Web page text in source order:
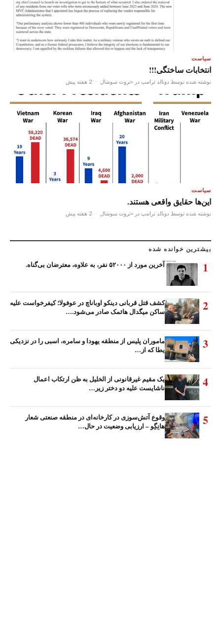
سیاست
انتخابات ساختگی!!!
نوشته شده توسط دونالد ترامپ در «تروث سوشال · 2 هفته پیش
سیاست
این‌ها حقایق واقعی هستند.
نوشته شده توسط دونالد ترامپ در «تروث سوشال · 2 هفته پیش
بیشترین خوانده شده
1 آخرین مورد از ۵۲۰۰۰ نفر، به علاوه، معترضان بی‌گناه.
2
کشف قتل قربانی دینکو اوباناچ در عوفولا؛ کیفرخواست علیه
ساکن میگدال هائمک صادر می‌شود.…
3
ماموران پلیس از منطقه یهودا و سامره، اسبی را در نزدیکی
یطا که از…
4
یک مقیم غیرقانونی از الخلیل به ظن ارتکاب اعمال
ناشایست علیه دو دختر زیر…
5
وقوع آتش‌سوزی در کارخانه‌ای در منطقه صنعتی شعار
هانِگِو – ارزیابی وضعیت در حال…